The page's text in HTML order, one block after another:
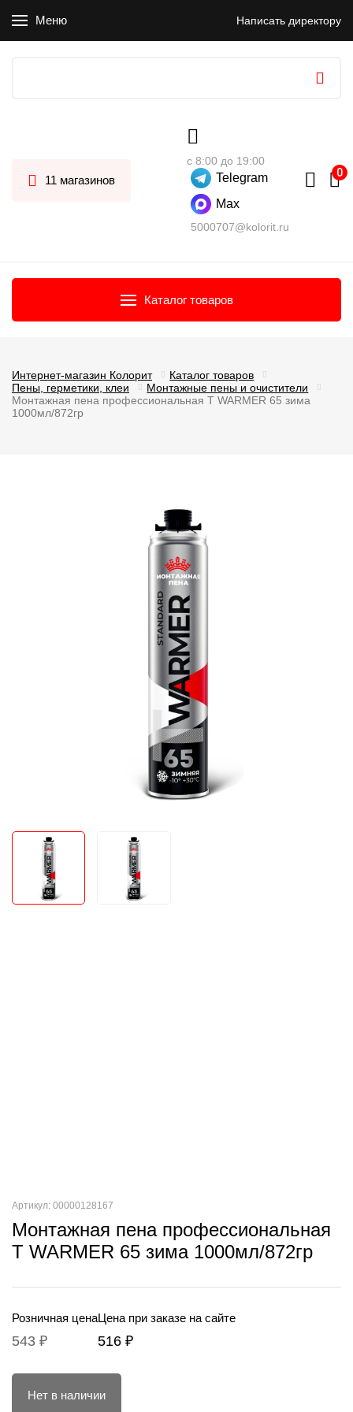
Меню Написать директору
11 магазинов
с 8:00 до 19:00
Telegram
Max
5000707@kolorit.ru
Каталог товаров
Интернет-магазин Колорит
Каталог товаров
Пены, герметики, клеи
Монтажные пены и очистители
Монтажная пена профессиональная T WARMER 65 зима
1000мл/872гр
Артикул: 00000128167
Монтажная пена профессиональная
T WARMER 65 зима 1000мл/872гр
Розничная цена
543 ₽
Цена при заказе на сайте
516 ₽
Нет в наличии